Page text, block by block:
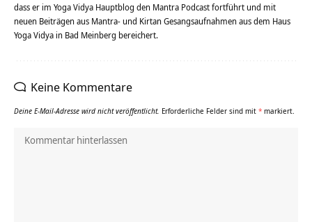
dass er im Yoga Vidya Hauptblog den Mantra Podcast fortführt und mit
neuen Beiträgen aus Mantra- und Kirtan Gesangsaufnahmen aus dem Haus
Yoga Vidya in Bad Meinberg bereichert.
Keine Kommentare
Deine E-Mail-Adresse wird nicht veröffentlicht. Erforderliche Felder sind mit * markiert.